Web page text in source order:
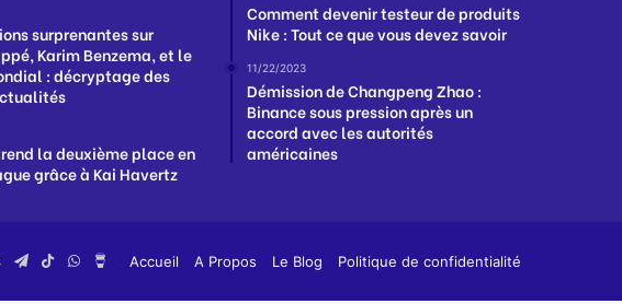
surprenantes sur
Karim Benzema, et le
: décryptage des
la deuxième place en
grâce à Kai Havertz
Comment devenir testeur de produits
Nike : Tout ce que vous devez savoir
11/22/2023
Démission de Changpeng Zhao :
Binance sous pression après un
accord avec les autorités
américaines
Accueil A Propos Le Blog Politique de confidentialité
Snapchat
Telegram
TikTokWhatsApp
Buy